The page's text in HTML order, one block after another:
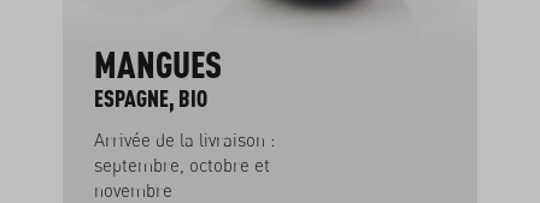
MANGUES
ESPAGNE, BIO
Arrivée de la livraison :
septembre, octobre et
novembre